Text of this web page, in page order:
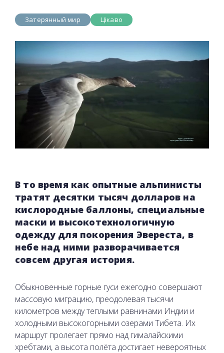
Затерянный мир Цікаво
В то время как опытные альпинисты
тратят десятки тысяч долларов на
кислородные баллоны, специальные
маски и высокотехнологичную
одежду для покорения Эвереста, в
небе над ними разворачивается
совсем другая история.
Обыкновенные горные гуси ежегодно совершают
массовую миграцию, преодолевая тысячи
километров между теплыми равнинами Индии и
холодными высокогорными озерами Тибета. Их
маршрут пролегает прямо над гималайскими
хребтами, а высота полёта достигает невероятных